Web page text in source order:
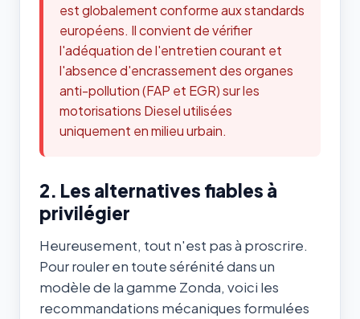
est globalement conforme aux standards
européens. Il convient de vérifier
l'adéquation de l'entretien courant et
l'absence d'encrassement des organes
anti-pollution (FAP et EGR) sur les
motorisations Diesel utilisées
uniquement en milieu urbain.
2. Les alternatives fiables à
privilégier
Heureusement, tout n'est pas à proscrire.
Pour rouler en toute sérénité dans un
modèle de la gamme Zonda, voici les
recommandations mécaniques formulées